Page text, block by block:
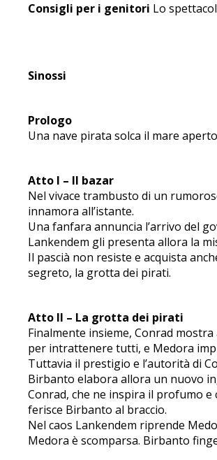
Consigli per i genitori Lo
Sinossi
Prologo
Una nave pirata solca il mare
Atto I – Il bazar
Nel vivace trambusto di un
innamora all’istante.
Una fanfara annuncia l’arrivo del
Lankendem gli presenta allora la
Il pascià non resiste e acquista
segreto, la grotta dei pirati.
Atto II – La grotta dei pirati
Finalmente insieme, Conrad
per intrattenere tutti, e Medora
Tuttavia il prestigio e l’autorità di
Birbanto elabora allora un nuovo
Conrad, che ne inspira il profumo
ferisce Birbanto al braccio.
Nel caos Lankendem riprende
Medora è scomparsa. Birbanto